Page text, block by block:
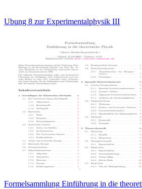
Ubung 8 zur Experimentalphysik III
Formelsammlung Einführung in die